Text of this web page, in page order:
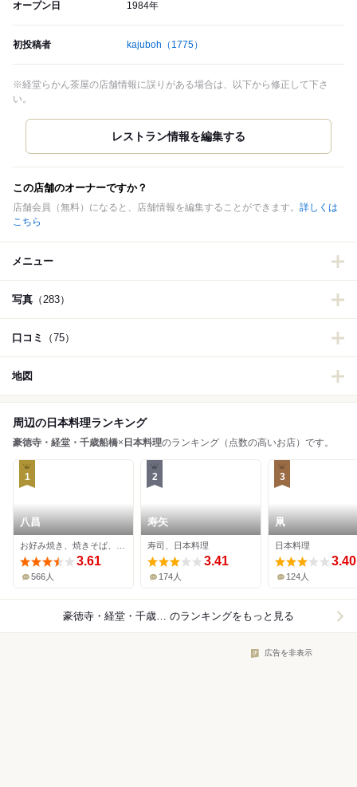
オープン日 1984年
初投稿者 kajuboh （1775）
※経堂らかん茶屋の店舗情報に誤りがある場合は、以下から修正して下さ
い。
この店舗のオーナーですか？
店舗会員（無料）になると、店舗情報を編集することができます。 詳しくは
こちら
メニュー
写真 （283）
口コミ （75）
地図
周辺の日本料理ランキング
豪徳寺・経堂・千歳船橋× 日本料理のランキング（点数の高いお店）です。
1
八昌
3.61
566人
2
寿矢
寿司、日本料理
3.41
174人
3
凧
日本料理
3.40
124人
豪徳寺・経堂・千歳船橋×日本料理 のランキングをもっと見る
広告を非表示